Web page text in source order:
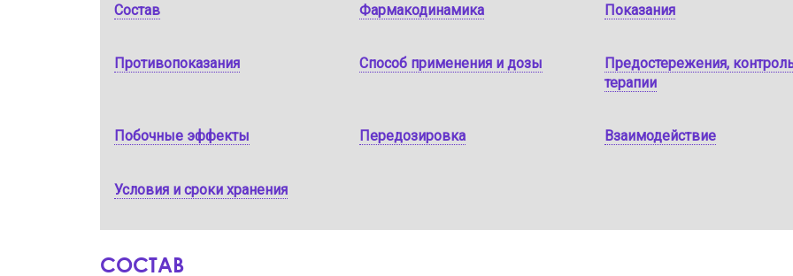
Состав Фармакодинамика Показания
Противопоказания Способ применения и дозы
Предостережения,
терапии
Побочные эффекты Передозировка Взаимодействие
Условия и сроки хранения
СОСТАВ